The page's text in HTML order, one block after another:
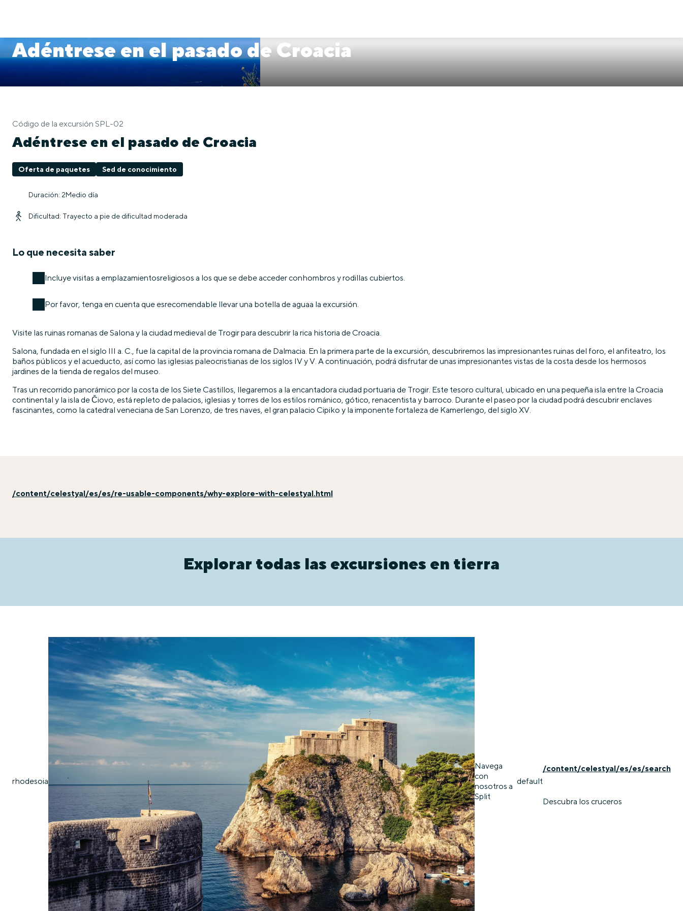
Adéntrese en el pasado de Croacia
Código de la excursión SPL-02
Adéntrese en el pasado de Croacia
Oferta de paquetes Sed de conocimiento
Duración: 2Medio día
Dificultad: Trayecto a pie de dificultad moderada
Lo que necesita saber
Incluye visitas a emplazamientosreligiosos a los que se debe acceder conhombros y rodillas cubiertos.
Por favor, tenga en cuenta que esrecomendable llevar una botella de aguaa la excursión.
Visite las ruinas romanas de Salona y la ciudad medieval de Trogir para descubrir la rica historia de Croacia.
Salona, fundada en el siglo III a. C., fue la capital de la provincia romana de Dalmacia. En la primera parte de la excursión, descubriremos las impresionantes ruinas del foro, el anfiteatro, los
baños públicos y el acueducto, así como las iglesias paleocristianas de los siglos IV y V. A continuación, podrá disfrutar de unas impresionantes vistas de la costa desde los hermosos
jardines de la tienda de regalos del museo.
Tras un recorrido panorámico por la costa de los Siete Castillos, llegaremos a la encantadora ciudad portuaria de Trogir. Este tesoro cultural, ubicado en una pequeña isla entre la Croacia
continental y la isla de Čiovo, está repleto de palacios, iglesias y torres de los estilos románico, gótico, renacentista y barroco. Durante el paseo por la ciudad podrá descubrir enclaves
fascinantes, como la catedral veneciana de San Lorenzo, de tres naves, el gran palacio Cipiko y la imponente fortaleza de Kamerlengo, del siglo XV.
/content/celestyal/es/es/re-usable-components/why-explore-with-celestyal.html
Explorar todas las excursiones en tierra
rhodesoia
Navega
con
nosotros a
Split
default
/content/celestyal/es/es/search
Descubra los cruceros